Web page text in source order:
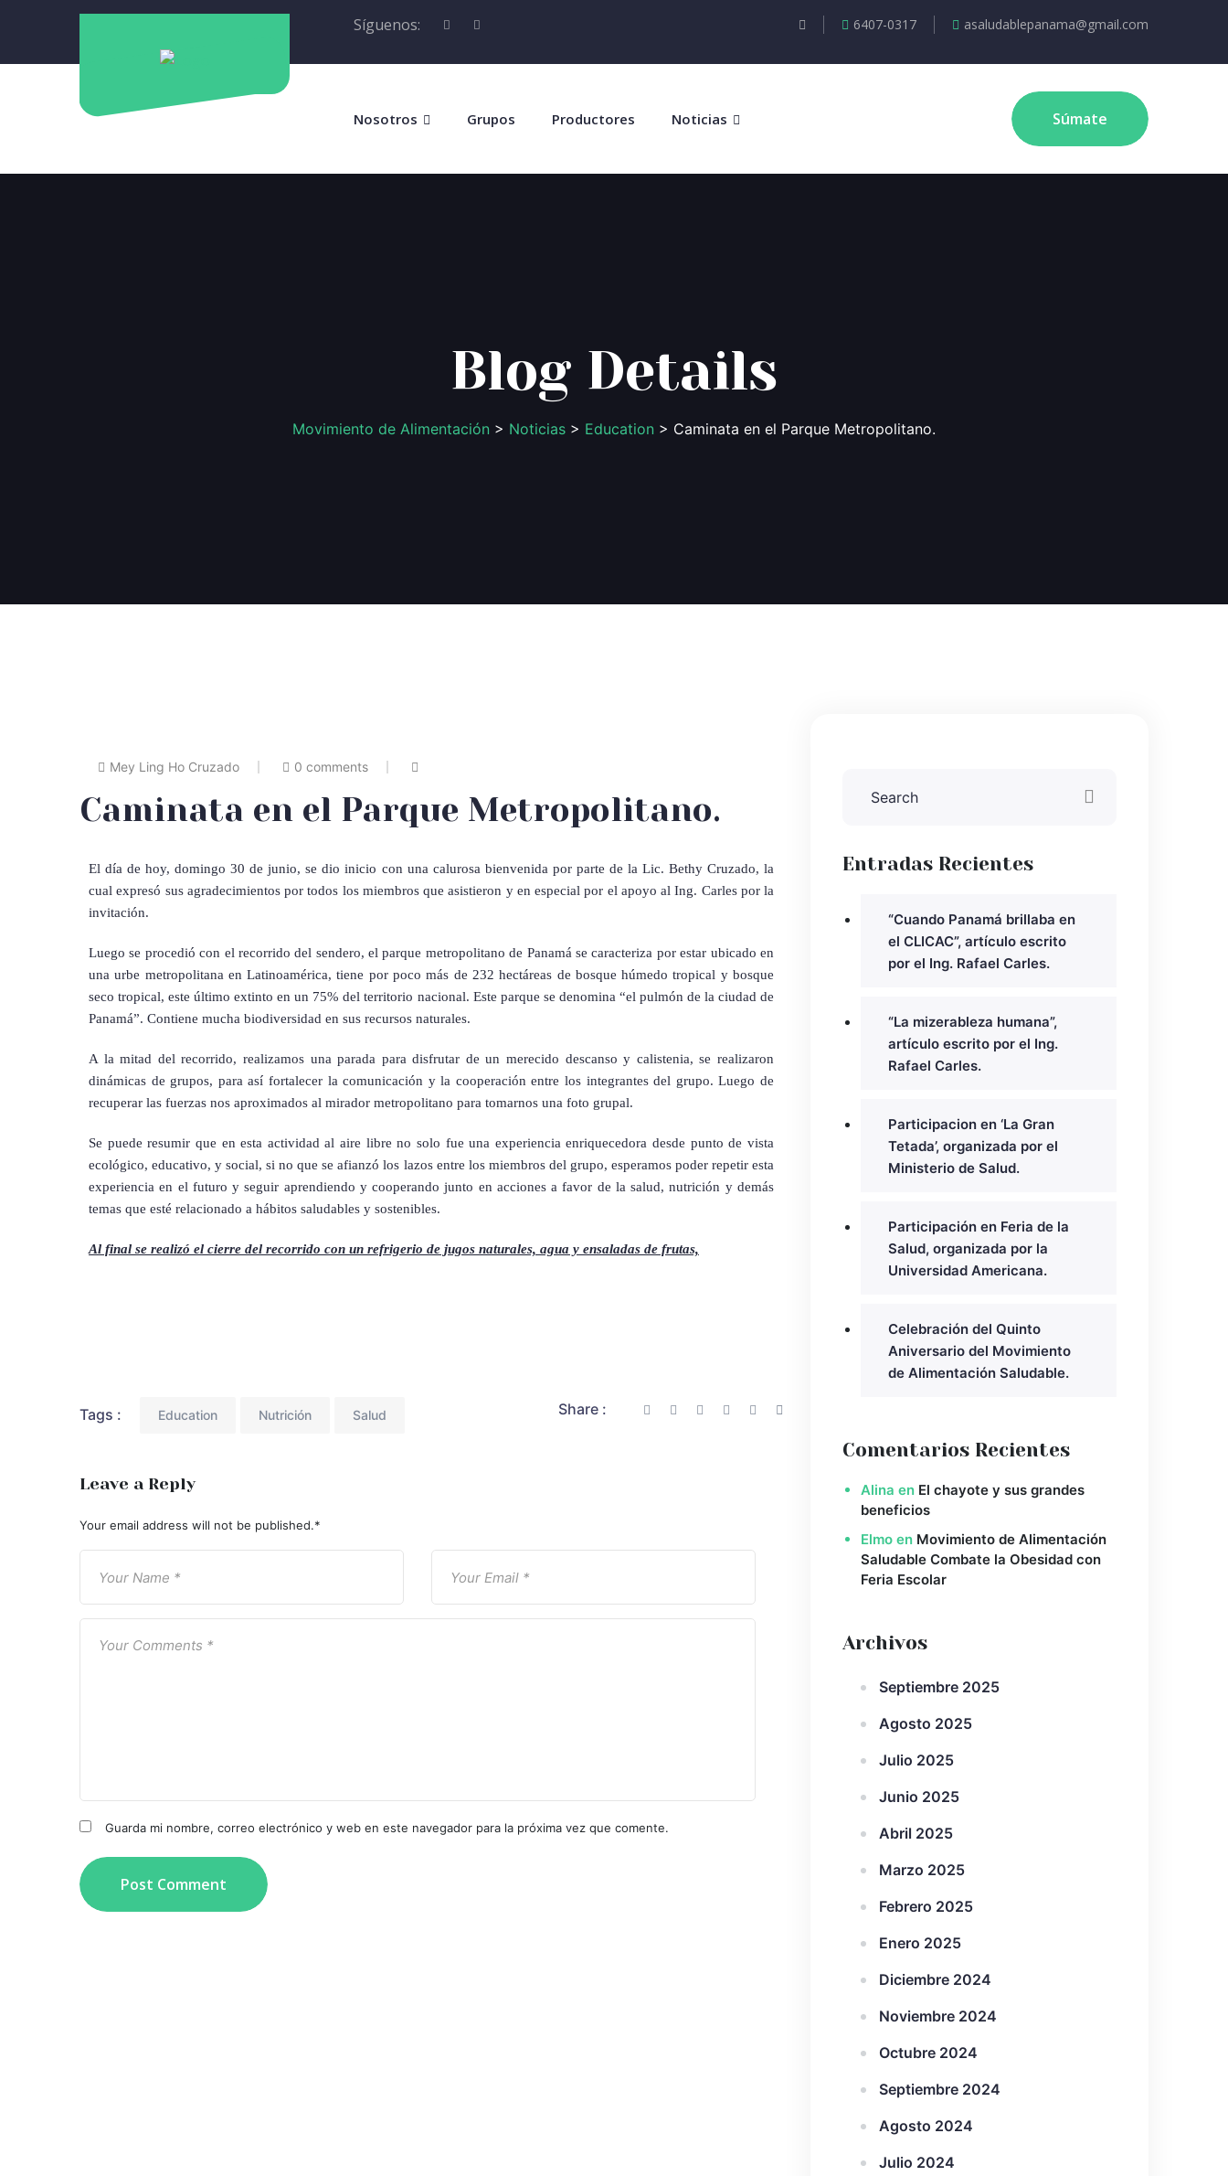
Síguenos: 6407-0317 asaludablepanama@gmail.com
Nosotros Grupos Productores Noticias Súmate
Blog Details
Movimiento de Alimentación > Noticias > Education > Caminata en el Parque Metropolitano.
Mey Ling Ho Cruzado 0 comments
Caminata en el Parque Metropolitano.
El día de hoy, domingo 30 de junio, se dio inicio con una calurosa bienvenida por parte de la Lic. Bethy Cruzado, la
cual expresó sus agradecimientos por todos los miembros que asistieron y en especial por el apoyo al Ing. Carles por la
invitación.
Luego se procedió con el recorrido del sendero, el parque metropolitano de Panamá se caracteriza por estar ubicado en
una urbe metropolitana en Latinoamérica, tiene por poco más de 232 hectáreas de bosque húmedo tropical y bosque
seco tropical, este último extinto en un 75% del territorio nacional. Este parque se denomina “el pulmón de la ciudad de
Panamá”. Contiene mucha biodiversidad en sus recursos naturales.
A la mitad del recorrido, realizamos una parada para disfrutar de un merecido descanso y calistenia, se realizaron
dinámicas de grupos, para así fortalecer la comunicación y la cooperación entre los integrantes del grupo. Luego de
recuperar las fuerzas nos aproximados al mirador metropolitano para tomarnos una foto grupal.
Se puede resumir que en esta actividad al aire libre no solo fue una experiencia enriquecedora desde punto de vista
ecológico, educativo, y social, si no que se afianzó los lazos entre los miembros del grupo, esperamos poder repetir esta
experiencia en el futuro y seguir aprendiendo y cooperando junto en acciones a favor de la salud, nutrición y demás
temas que esté relacionado a hábitos saludables y sostenibles.
Al final se realizó el cierre del recorrido con un refrigerio de jugos naturales, agua y ensaladas de frutas,
Tags : Education Nutrición Salud Share :
Leave a Reply
Your email address will not be published.*
Guarda mi nombre, correo electrónico y web en este navegador para la próxima vez que comente.
Post Comment
Entradas Recientes
“Cuando Panamá brillaba en
el CLICAC”, artículo escrito
por el Ing. Rafael Carles.
“La mizerableza humana”,
artículo escrito por el Ing.
Rafael Carles.
Participacion en ‘La Gran
Tetada’, organizada por el
Ministerio de Salud.
Participación en Feria de la
Salud, organizada por la
Universidad Americana.
Celebración del Quinto
Aniversario del Movimiento
de Alimentación Saludable.
Comentarios Recientes
Alina en El chayote y sus grandes
beneficios
Elmo en Movimiento de Alimentación
Saludable Combate la Obesidad con
Feria Escolar
Archivos
Septiembre 2025
Agosto 2025
Julio 2025
Junio 2025
Abril 2025
Marzo 2025
Febrero 2025
Enero 2025
Diciembre 2024
Noviembre 2024
Octubre 2024
Septiembre 2024
Agosto 2024
Julio 2024